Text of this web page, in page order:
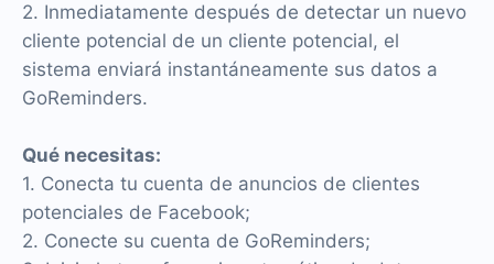
2. Inmediatamente después de detectar un nuevo
cliente potencial de un cliente potencial, el
sistema enviará instantáneamente sus datos a
GoReminders.
Qué necesitas:
1. Conecta tu cuenta de anuncios de clientes
potenciales de Facebook;
2. Conecte su cuenta de GoReminders;